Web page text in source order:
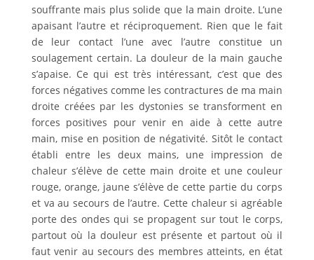
souffrante mais plus solide que la main droite. L’une
apaisant l’autre et réciproquement. Rien que le fait
de leur contact l’une avec l’autre constitue un
soulagement certain. La douleur de la main gauche
s’apaise. Ce qui est très intéressant, c’est que des
forces négatives comme les contractures de ma main
droite créées par les dystonies se transforment en
forces positives pour venir en aide à cette autre
main, mise en position de négativité. Sitôt le contact
établi entre les deux mains, une impression de
chaleur s’élève de cette main droite et une couleur
rouge, orange, jaune s’élève de cette partie du corps
et va au secours de l’autre. Cette chaleur si agréable
porte des ondes qui se propagent sur tout le corps,
partout où la douleur est présente et partout où il
faut venir au secours des membres atteints, en état